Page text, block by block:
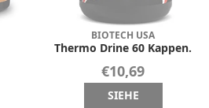
BIOTECH USA
Thermo Drine 60 Kappen.
€10,69
SIEHE